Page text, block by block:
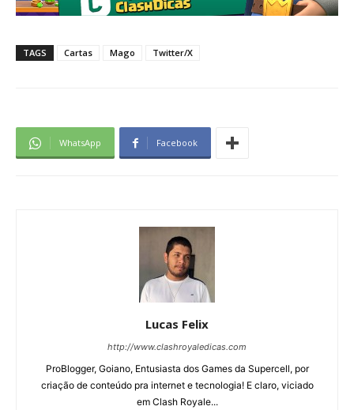
TAGS Cartas Mago Twitter/X
WhatsApp Facebook
Lucas Felix
http://www.clashroyaledicas.com
ProBlogger, Goiano, Entusiasta dos Games da Supercell, por
criação de conteúdo pra internet e tecnologia! E claro, viciado
em Clash Royale...